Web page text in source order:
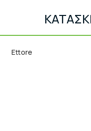
Ettore